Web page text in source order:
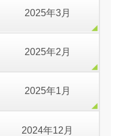
2025年3月
2025年2月
2025年1月
2024年12月